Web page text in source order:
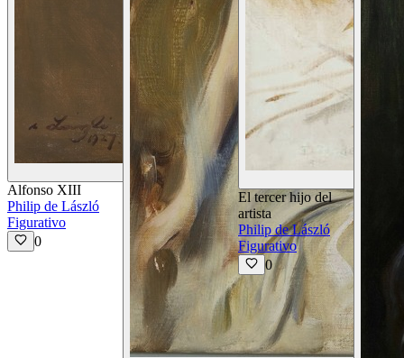
Ver Detalles
Alfonso XIII
Philip de László
Figurativo
0
El tercer hijo del
artista
Philip de László
Figurativo
0